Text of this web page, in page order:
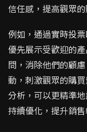
信任感，提高觀眾的
例如，通過實時投
優先展示受歡迎的
問，消除他們的顧
動，刺激觀眾的購
分析，可以更精準
持續優化，提升銷售